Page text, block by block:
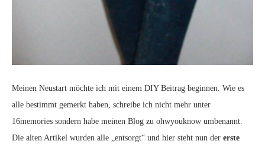
Meinen Neustart möchte ich mit einem DIY Beitrag beginnen. Wie es
alle bestimmt gemerkt haben, schreibe ich nicht mehr unter
16memories sondern habe meinen Blog zu ohwyouknow umbenannt.
Die alten Artikel wurden alle „entsorgt“ und hier steht nun der erste